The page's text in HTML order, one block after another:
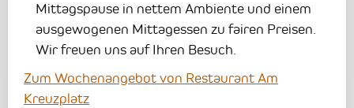
Mittagspause in nettem Ambiente und einem
ausgewogenen Mittagessen zu fairen Preisen.
Wir freuen uns auf Ihren Besuch.
Zum Wochenangebot von Restaurant Am
Kreuzplatz